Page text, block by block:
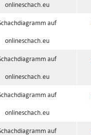
onlineschach.eu
auf
onlineschach.eu
auf
onlineschach.eu
auf
onlineschach.eu
auf